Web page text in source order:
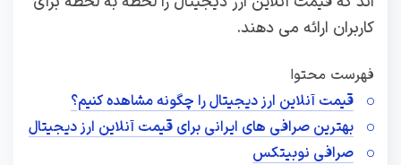
کاربران ارائه می دهند.
فهرست محتوا
قیمت آنلاین ارز دیجیتال را چگونه مشاهده کنیم؟
بهترین صرافی های ایرانی برای قیمت آنلاین ارز دیجیتال
صرافی نوبیتکس